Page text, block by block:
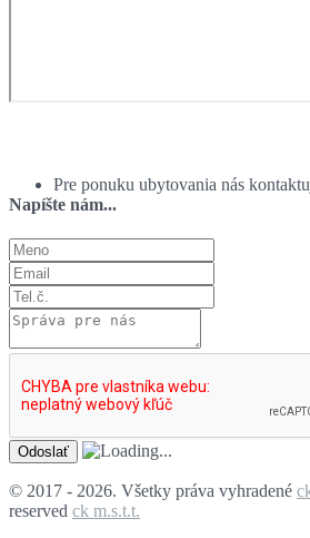
Pre ponuku ubytovania nás
Napíšte nám...
© 2017 - 2026. Všetky práva vyhradené
reserved ck m.s.t.t.